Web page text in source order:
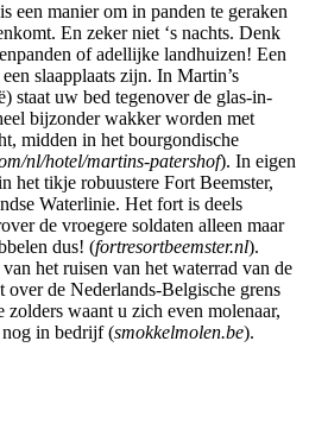
een manier om in panden te geraken
En zeker niet ‘s nachts. Denk
of adellijke landhuizen! Een
slaapplaats zijn. In Martin’s
staat uw bed tegenover de glas-in-
bijzonder wakker worden met
midden in het bourgondische
nl/hotel/martins-patershof). In eigen
het tikje robuustere Fort Beemster,
Waterlinie. Het fort is deels
de vroegere soldaten alleen maar
dus! (fortresortbeemster.nl).
het ruisen van het waterrad van de
de Nederlands-Belgische grens
waant u zich even molenaar,
nog in bedrijf (smokkelmolen.be).